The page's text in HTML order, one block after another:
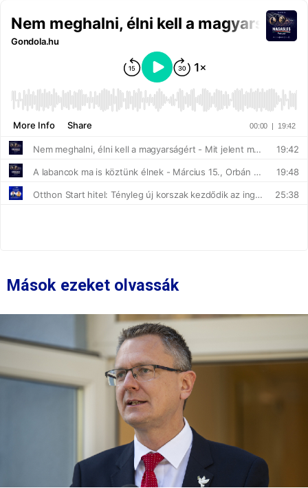
Mások ezeket olvassák